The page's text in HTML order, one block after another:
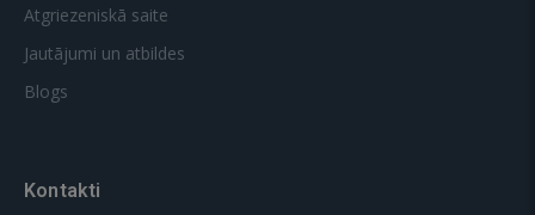
Atgriezeniskā saite
Jautājumi un atbildes
Blogs
Kontakti